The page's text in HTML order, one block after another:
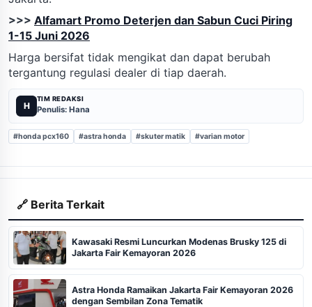
>>> Alfamart Promo Deterjen dan Sabun Cuci Piring
1-15 Juni 2026
Harga bersifat tidak mengikat dan dapat berubah
tergantung regulasi dealer di tiap daerah.
H
TIM REDAKSI
Penulis: Hana
#honda pcx160 #astra honda #skuter matik #varian motor
🔗 Berita Terkait
Kawasaki Resmi Luncurkan Modenas Brusky 125 di
Jakarta Fair Kemayoran 2026
Astra Honda Ramaikan Jakarta Fair Kemayoran 2026
dengan Sembilan Zona Tematik